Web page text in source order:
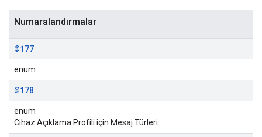
Numaralandırmalar
@177
enum
@178
enum
Cihaz Açıklama Profili için Mesaj Türleri.